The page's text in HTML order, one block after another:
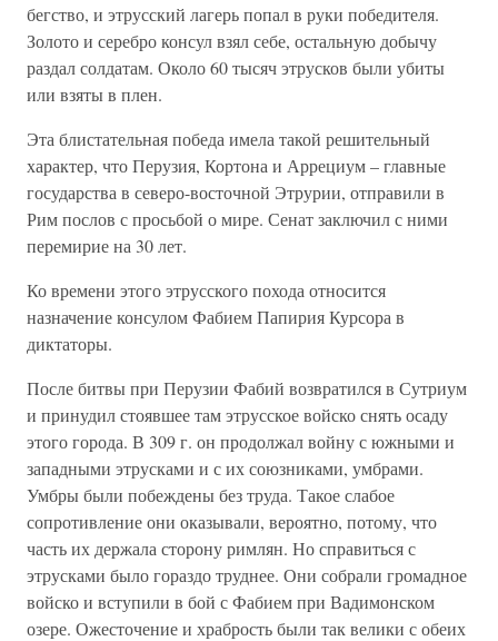
бегство, и этрусский лагерь попал в руки победителя.
Золото и серебро консул взял себе, остальную добычу
раздал солдатам. Около 60 тысяч этрусков были убиты
или взяты в плен.
Эта блистательная победа имела такой решительный
характер, что Перузия, Кортона и Аррециум – главные
государства в северо-восточной Этрурии, отправили в
Рим послов с просьбой о мире. Сенат заключил с ними
перемирие на 30 лет.
Ко времени этого этрусского похода относится
назначение консулом Фабием Папирия Курсора в
диктаторы.
После битвы при Перузии Фабий возвратился в Сутриум
и принудил стоявшее там этрусское войско снять осаду
этого города. В 309 г. он продолжал войну с южными и
западными этрусками и с их союзниками, умбрами.
Умбры были побеждены без труда. Такое слабое
сопротивление они оказывали, вероятно, потому, что
часть их держала сторону римлян. Но справиться с
этрусками было гораздо труднее. Они собрали громадное
войско и вступили в бой с Фабием при Вадимонском
озере. Ожесточение и храбрость были так велики с обеих